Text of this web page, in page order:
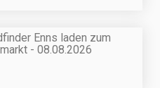
Enns laden zum
- 08.08.2026